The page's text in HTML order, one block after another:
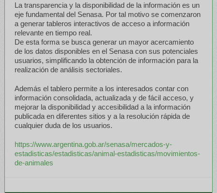
La transparencia y la disponibilidad de la información es un
eje fundamental del Senasa. Por tal motivo se comenzaron
a generar tableros interactivos de acceso a información
relevante en tiempo real.
De esta forma se busca generar un mayor acercamiento
de los datos disponibles en el Senasa con sus potenciales
usuarios, simplificando la obtención de información para la
realización de análisis sectoriales.
Además el tablero permite a los interesados contar con
información consolidada, actualizada y de fácil acceso, y
mejorar la disponibilidad y accesibilidad a la información
publicada en diferentes sitios y a la resolución rápida de
cualquier duda de los usuarios.
https://www.argentina.gob.ar/senasa/mercados-y-
estadisticas/estadisticas/animal-estadisticas/movimientos-
de-animales